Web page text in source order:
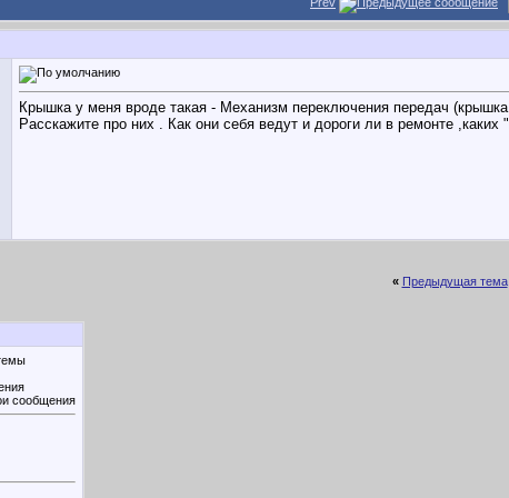
Крышка у меня вроде такая - Механизм переключения передач
Расскажите про них . Как они себя ведут и дороги ли в ремонте
« Предыдущая тема
сообщения